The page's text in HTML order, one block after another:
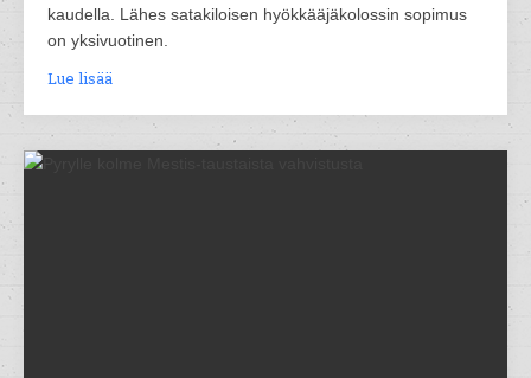
kaudella. Lähes satakiloisen hyökkääjäkolossin sopimus
on yksivuotinen.
Lue lisää